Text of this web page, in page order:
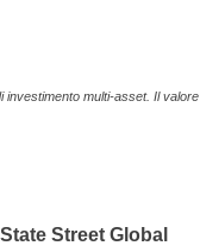
investimento multi-asset. Il valore
State Street Global